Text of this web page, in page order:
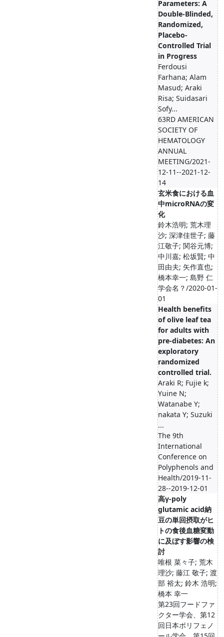
Parameters: A
Double-Blinded,
Randomized,
Placebo-
Controlled Trial
in Progress
Ferdousi
Farhana; Alam
Masud; Araki
Risa; Suidasari
Sofy...
63RD AMERICAN
SOCIETY OF
HEMATOLOGY
ANNUAL
MEETING/2021-
12-11--2021-12-
14
玄米食における血
中microRNAの変
化
鈴木浩明; 荒木理
沙; 深津佳世子; 藤
江敬子; 関谷元博;
中川嘉; 松坂賢; 中
田由夫; 矢作直也;
橋本幸一; 島野 仁
学会名？/2020-01-
01
Health benefits
of olive leaf tea
for adults with
pre-diabetes: An
exploratory
randomized
controlled trial.
Araki R; Fujie k;
Yuine N;
Watanabe Y;
nakata Y; Suzuki
...
The 9th
International
Conference on
Polyphenols and
Health/2019-11-
28--2019-12-01
高γ-poly
glutamic acid納
豆の単回摂取がヒ
トの食後血糖変動
に及ぼす影響の検
討
唯根 菜々子; 荒木
理沙; 藤江 敬子; 渡
部 裕太; 鈴木 浩明;
橋本 幸一
第23回フードファ
クター学会、第12
回日本ポリフェノ